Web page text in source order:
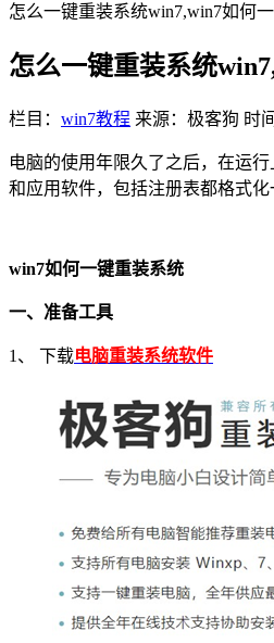
怎么一键重装系统win7,win7如何
怎么一键重装系统
栏目： win7教程 来源：极客狗 时
电脑的使用年限久了之后，在运
和应用软件，包括注册表都格式
win7如何一键重装系统
一、准备工具
1 、 下载电脑重装系统软件